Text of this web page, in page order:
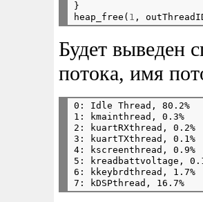
}
heap_free( 1
Будет выведен
потока, имя
0: Idle Thread, 80.2%
1: kmainthread, 0.3%
2: kuartRXthread, 0.2%
3: kuartTXthread, 0.1%
4: kscreenthread, 0.9%
5: kreadbattvoltage,
6: kkeybrdthread, 1.7%
7: kDSPthread, 16.7%